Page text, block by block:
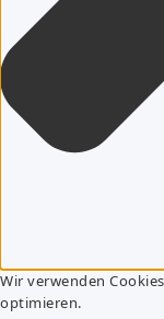
Wir verwenden
optimieren.